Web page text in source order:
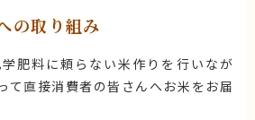
の取り組み
肥料に頼らない米作りを行いなが
て直接消費者の皆さんへお米をお届